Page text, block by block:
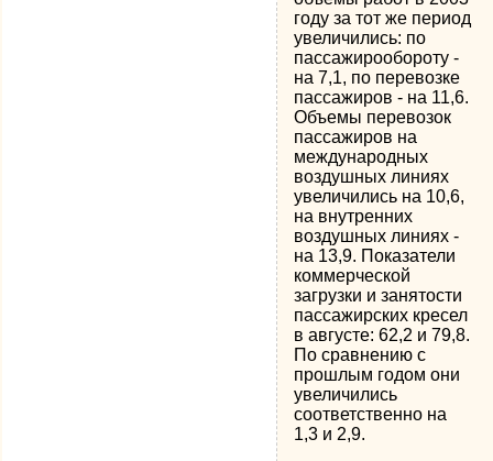
году за тот же период
увеличились: по
пассажирообороту -
на 7,1, по перевозке
пассажиров - на 11,6.
Объемы перевозок
пассажиров на
международных
воздушных линиях
увеличились на 10,6,
на внутренних
воздушных линиях -
на 13,9. Показатели
коммерческой
загрузки и занятости
пассажирских кресел
в августе: 62,2 и 79,8.
По сравнению с
прошлым годом они
увеличились
соответственно на
1,3 и 2,9.